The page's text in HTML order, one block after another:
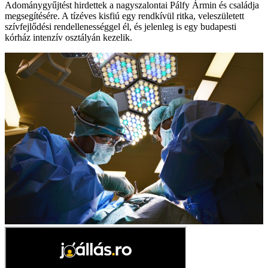
Adománygyűjtést hirdettek a nagyszalontai Pálfy Ármin és családja
megsegítésére. A tízéves kisfiú egy rendkívül ritka, veleszületett
szívfejlődési rendellenességgel él, és jelenleg is egy budapesti
kórház intenzív osztályán kezelik.